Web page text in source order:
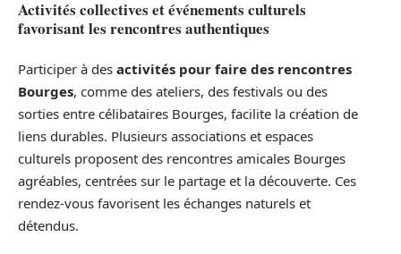
Activités collectives et événements culturels
favorisant les rencontres authentiques
Participer à des activités pour faire des rencontres
Bourges, comme des ateliers, des festivals ou des
sorties entre célibataires Bourges, facilite la création de
liens durables. Plusieurs associations et espaces
culturels proposent des rencontres amicales Bourges
agréables, centrées sur le partage et la découverte. Ces
rendez-vous favorisent les échanges naturels et
détendus.